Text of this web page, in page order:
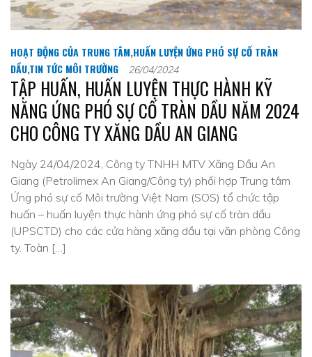
HOẠT ĐỘNG CỦA TRUNG TÂM,HUẤN LUYỆN ỨNG PHÓ SỰ CỐ TRÀN
DẦU,TIN TỨC MÔI TRƯỜNG 26/04/2024
TẬP HUẤN, HUẤN LUYỆN THỰC HÀNH KỸ
NĂNG ỨNG PHÓ SỰ CỐ TRÀN DẦU NĂM 2024
CHO CÔNG TY XĂNG DẦU AN GIANG
Ngày 24/04/2024, Công ty TNHH MTV Xăng Dầu An
Giang (Petrolimex An Giang/Công ty) phối hợp Trung tâm
Ứng phó sự cố Môi trường Việt Nam (SOS) tổ chức tập
huấn – huấn luyện thực hành ứng phó sự cố tràn dầu
(UPSCTD) cho các cửa hàng xăng dầu tại văn phòng Công
ty. Toàn […]